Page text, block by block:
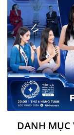
DANH MỤC